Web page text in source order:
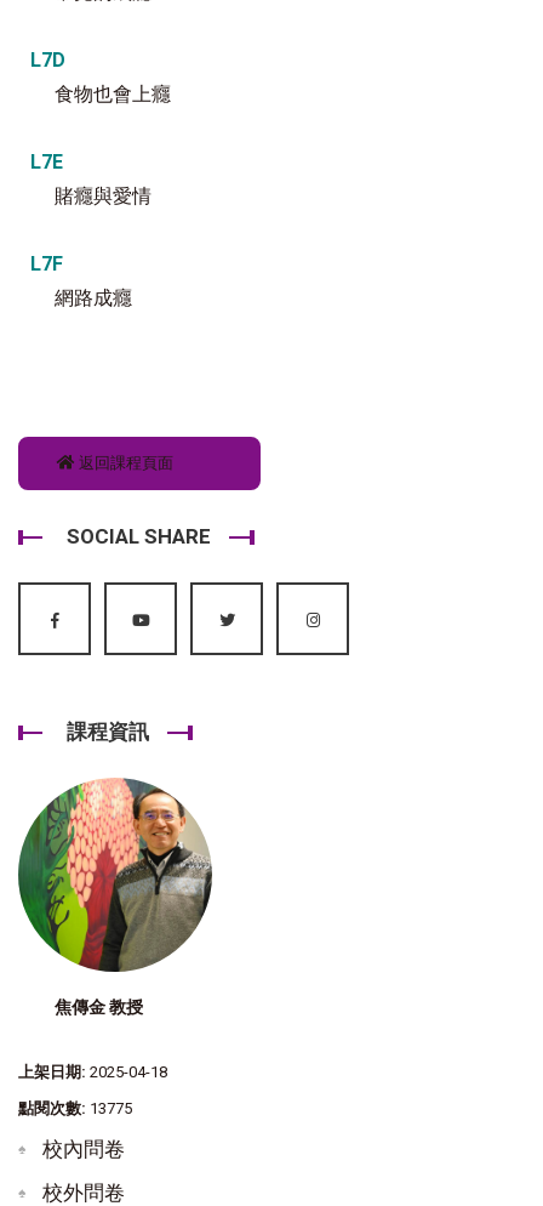
L7D
食物也會上癮
L7E
賭癮與愛情
L7F
網路成癮
返回課程頁面
SOCIAL SHARE
課程資訊
焦傳金 教授
上架日期: 2025-04-18
點閱次數: 13775
校內問卷
校外問卷